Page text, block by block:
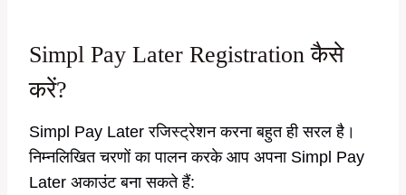
Simpl Pay Later Registration कैसे
करें?
Simpl Pay Later रजिस्ट्रेशन करना बहुत ही सरल है।
निम्नलिखित चरणों का पालन करके आप अपना Simpl Pay
Later अकाउंट बना सकते हैं: